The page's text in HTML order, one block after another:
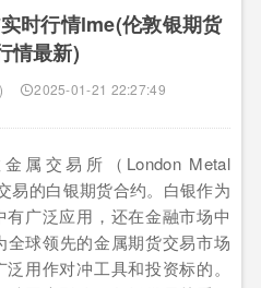
时行情lme(伦敦银期货
情最新)
2025-01-21 22:27:49
属交易所（London Metal
易的白银期货合约。白银作为
广泛应用，还在金融市场中
球领先的金属期货交易市场
用作对冲工具和投资标的。